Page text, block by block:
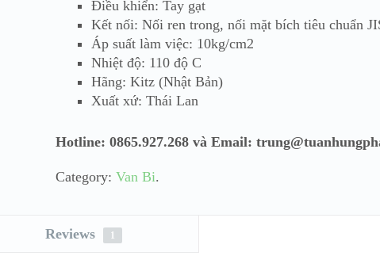
Điều khiển: Tay gạt
Kết nối: Nối ren trong, nối mặt bích tiêu chuẩn
Áp suất làm việc: 10kg/cm2
Nhiệt độ: 110 độ C
Hãng: Kitz (Nhật Bản)
Xuất xứ: Thái Lan
Hotline: 0865.927.268 và Email:
Category: Van Bi.
Reviews 1